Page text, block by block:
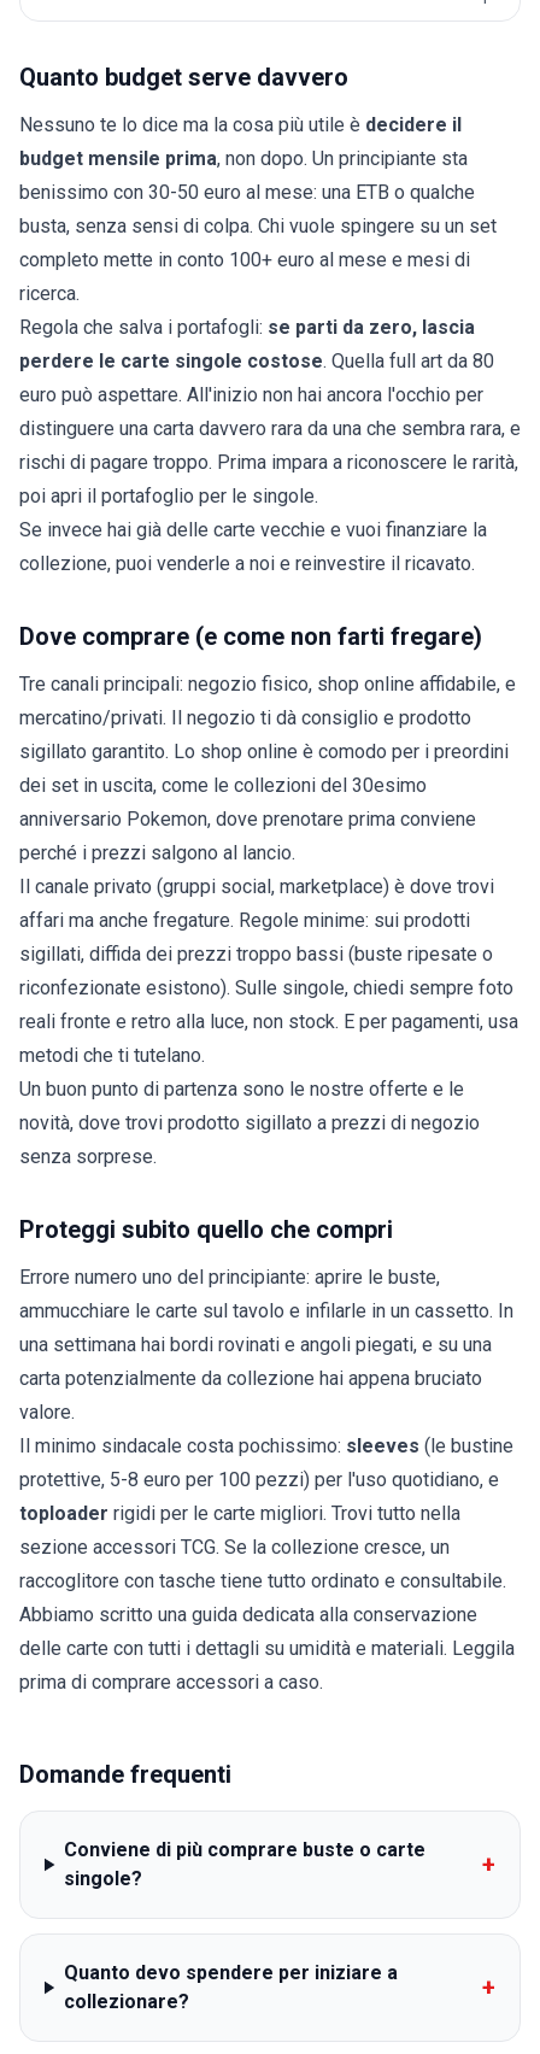
Quanto budget serve davvero
Nessuno te lo dice ma la cosa più utile è decidere il
budget mensile prima, non dopo. Un principiante sta
benissimo con 30-50 euro al mese: una ETB o qualche
busta, senza sensi di colpa. Chi vuole spingere su un set
completo mette in conto 100+ euro al mese e mesi di
ricerca.
Regola che salva i portafogli: se parti da zero, lascia
perdere le carte singole costose. Quella full art da 80
euro può aspettare. All'inizio non hai ancora l'occhio per
distinguere una carta davvero rara da una che sembra rara, e
rischi di pagare troppo. Prima impara a riconoscere le rarità,
poi apri il portafoglio per le singole.
Se invece hai già delle carte vecchie e vuoi finanziare la
collezione, puoi venderle a noi e reinvestire il ricavato.
Dove comprare (e come non farti fregare)
Tre canali principali: negozio fisico, shop online affidabile, e
mercatino/privati. Il negozio ti dà consiglio e prodotto
sigillato garantito. Lo shop online è comodo per i preordini
dei set in uscita, come le collezioni del 30esimo
anniversario Pokemon, dove prenotare prima conviene
perché i prezzi salgono al lancio.
Il canale privato (gruppi social, marketplace) è dove trovi
affari ma anche fregature. Regole minime: sui prodotti
sigillati, diffida dei prezzi troppo bassi (buste ripesate o
riconfezionate esistono). Sulle singole, chiedi sempre foto
reali fronte e retro alla luce, non stock. E per pagamenti, usa
metodi che ti tutelano.
Un buon punto di partenza sono le nostre offerte e le
novità, dove trovi prodotto sigillato a prezzi di negozio
senza sorprese.
Proteggi subito quello che compri
Errore numero uno del principiante: aprire le buste,
ammucchiare le carte sul tavolo e infilarle in un cassetto. In
una settimana hai bordi rovinati e angoli piegati, e su una
carta potenzialmente da collezione hai appena bruciato
valore.
Il minimo sindacale costa pochissimo: sleeves (le bustine
protettive, 5-8 euro per 100 pezzi) per l'uso quotidiano, e
toploader rigidi per le carte migliori. Trovi tutto nella
sezione accessori TCG. Se la collezione cresce, un
raccoglitore con tasche tiene tutto ordinato e consultabile.
Abbiamo scritto una guida dedicata alla conservazione
delle carte con tutti i dettagli su umidità e materiali. Leggila
prima di comprare accessori a caso.
Domande frequenti
Conviene di più comprare buste o carte
singole?
+
Quanto devo spendere per iniziare a
collezionare?
+